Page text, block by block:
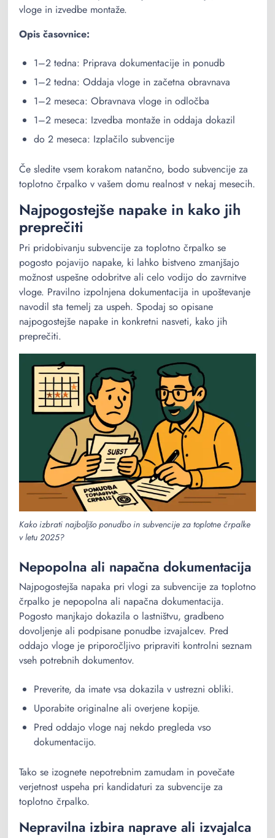
vloge in izvedbe montaže.
Opis časovnice:
1–2 tedna: Priprava dokumentacije in ponudb
1–2 tedna: Oddaja vloge in začetna obravnava
1–2 meseca: Obravnava vloge in odločba
1–2 meseca: Izvedba montaže in oddaja dokazil
do 2 meseca: Izplačilo subvencije
Če sledite vsem korakom natančno, bodo subvencije za
toplotno črpalko v vašem domu realnost v nekaj mesecih.
Najpogostejše napake in kako jih
preprečiti
Pri pridobivanju subvencije za toplotno črpalko se
pogosto pojavijo napake, ki lahko bistveno zmanjšajo
možnost uspešne odobritve ali celo vodijo do zavrnitve
vloge. Pravilno izpolnjena dokumentacija in upoštevanje
navodil sta temelj za uspeh. Spodaj so opisane
najpogostejše napake in konkretni nasveti, kako jih
preprečiti.
Kako izbrati najboljšo ponudbo in subvencije za toplotne črpalke
v letu 2025?
Nepopolna ali napačna dokumentacija
Najpogostejša napaka pri vlogi za subvencije za toplotno
črpalko je nepopolna ali napačna dokumentacija.
Pogosto manjkajo dokazila o lastništvu, gradbeno
dovoljenje ali podpisane ponudbe izvajalcev. Pred
oddajo vloge je priporočljivo pripraviti kontrolni seznam
vseh potrebnih dokumentov.
Preverite, da imate vsa dokazila v ustrezni obliki.
Uporabite originalne ali overjene kopije.
Pred oddajo vloge naj nekdo pregleda vso
dokumentacijo.
Tako se izognete nepotrebnim zamudam in povečate
verjetnost uspeha pri kandidaturi za subvencije za
toplotno črpalko.
Nepravilna izbira naprave ali izvajalca